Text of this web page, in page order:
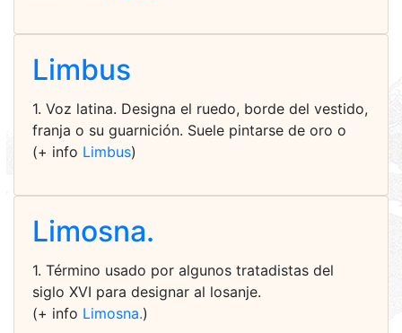
Limbus
1. Voz latina. Designa el ruedo, borde del vestido,
franja o su guarnición. Suele pintarse de oro o
(+ info Limbus)
Limosna.
1. Término usado por algunos tratadistas del
siglo XVI para designar al losanje.
(+ info Limosna.)